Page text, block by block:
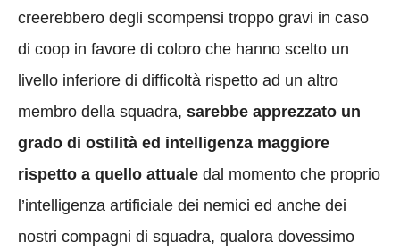
creerebbero degli scompensi troppo gravi in caso
di coop in favore di coloro che hanno scelto un
livello inferiore di difficoltà rispetto ad un altro
membro della squadra, sarebbe apprezzato un
grado di ostilità ed intelligenza maggiore
rispetto a quello attuale dal momento che proprio
l’intelligenza artificiale dei nemici ed anche dei
nostri compagni di squadra, qualora dovessimo